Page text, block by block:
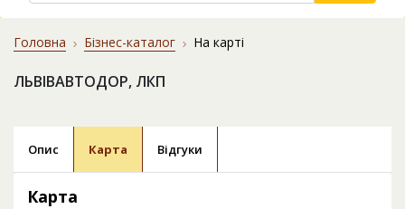
Головна Бізнес-каталог На карті
ЛЬВІВАВТОДОР, ЛКП
Опис Карта Відгуки
Карта